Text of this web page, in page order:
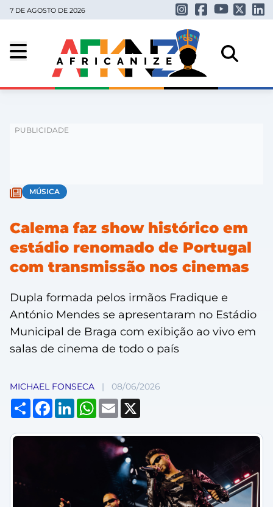
7 DE AGOSTO DE 2026
MÚSICA
Calema faz show histórico em
estádio renomado de Portugal
com transmissão nos cinemas
Dupla formada pelos irmãos Fradique e
António Mendes se apresentaram no Estádio
Municipal de Braga com exibição ao vivo em
salas de cinema de todo o país
MICHAEL FONSECA | 08/06/2026
Compartilhar
Facebook
LinkedInWhatsApp
Email